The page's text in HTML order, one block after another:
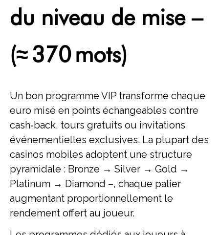
du niveau de mise –
(≈ 370 mots)
Un bon programme VIP transforme chaque
euro misé en points échangeables contre
cash‑back, tours gratuits ou invitations
événementielles exclusives. La plupart des
casinos mobiles adoptent une structure
pyramidale : Bronze → Silver → Gold →
Platinum → Diamond –, chaque palier
augmentant proportionnellement le
rendement offert au joueur.